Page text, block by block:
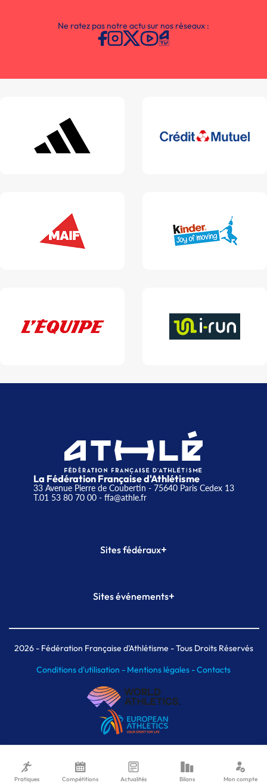
Ne ratez pas notre actu sur nos réseaux :
La Fédération Française d'Athlétisme
33 Avenue Pierre de Coubertin - 75640 Paris Cedex 13
T.01 53 80 70 00- ffa@athle.fr
Sites fédéraux+
Plateforme Formation
Sites événements+
Meeting de Paris indoor
MAIF Ekiden de Paris
2026- Fédération Française d'Athlétisme - Tous Droits Réservés
Conditions d'utilisation - Mentions légales -Contacts
Pratiques Compétitions Actualités Bilans Mon compte